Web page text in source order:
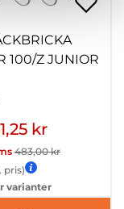
100/Z JUNIOR
kr
483,00 kr
pris)
varianter